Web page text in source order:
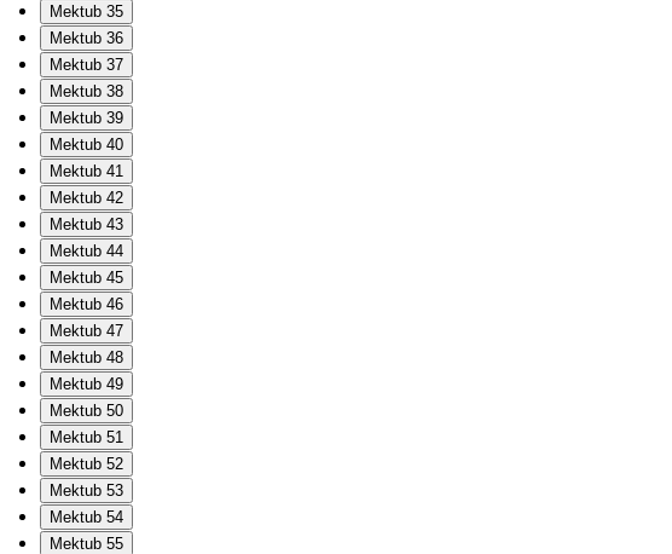
Mektub 35
Mektub 36
Mektub 37
Mektub 38
Mektub 39
Mektub 40
Mektub 41
Mektub 42
Mektub 43
Mektub 44
Mektub 45
Mektub 46
Mektub 47
Mektub 48
Mektub 49
Mektub 50
Mektub 51
Mektub 52
Mektub 53
Mektub 54
Mektub 55